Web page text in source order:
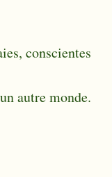
conscientes
autre monde.